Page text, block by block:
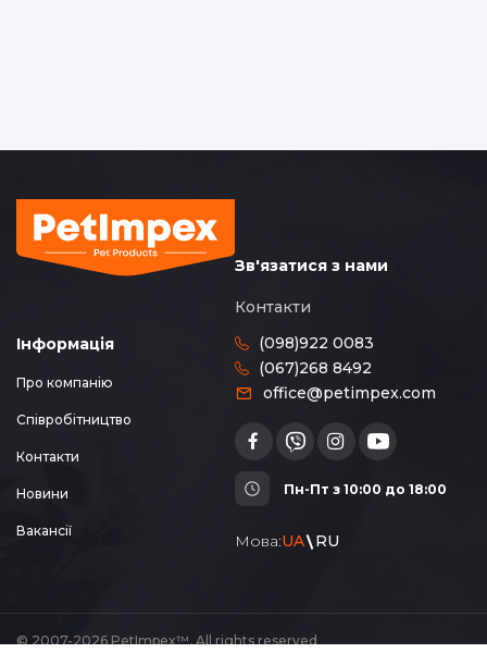
Інформація
Про компанію
Співробітництво
Контакти
Новини
Вакансії
Зв'язатися з нами
Контакти
(098)922 0083
(067)268 8492
office@petimpex.com
Пн-Пт з 10:00 до 18:00
Мова:UA RU
© 2007-2026 PetImpex™. All rights reserved